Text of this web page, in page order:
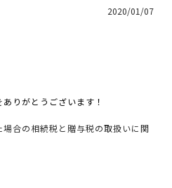
2020/01/07
りがとうございます！
合の相続税と贈与税の取扱いに関